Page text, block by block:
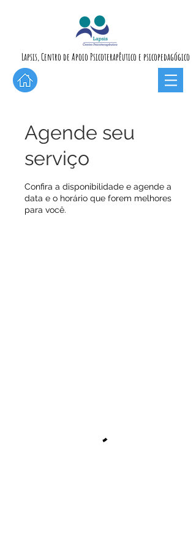
Lapsis, Centro de Apoio Psicoterapêutico e psicopedagógico
Agende seu
serviço
Confira a disponibilidade e agende a
data e o horário que forem melhores
para você.